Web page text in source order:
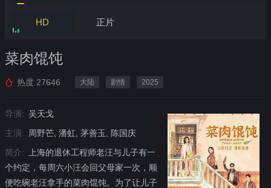
HD 正片
菜肉馄饨
热度 27646 大陆 剧情 2025
导演: 吴天戈
主演:
周野芒, 潘虹, 茅善玉, 陈国庆
简介:
上海的退休工程师老汪与儿子有一
个约定，每周六小汪会回父母家一次，顺
便吃碗老汪拿手的菜肉馄饨。为了让儿子